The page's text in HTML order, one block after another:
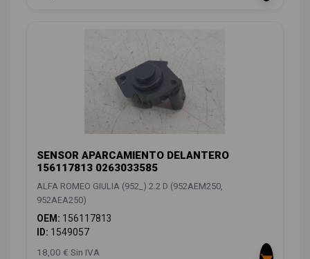
SENSOR APARCAMIENTO DELANTERO
156117813 0263033585
ALFA ROMEO GIULIA (952_) 2.2 D (952AEM250,
952AEA250)
OEM: 156117813
ID: 1549057
18,00 € Sin IVA